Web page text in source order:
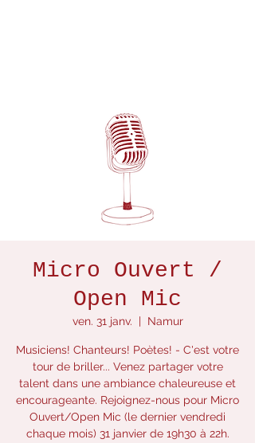
Micro Ouvert /
Open Mic
ven. 31 janv.
  |
Namur
Musiciens! Chanteurs! Poètes! - C'est votre
tour de briller... Venez partager votre
talent dans une ambiance chaleureuse et
encourageante. Rejoignez-nous pour Micro
Ouvert/Open Mic (le dernier vendredi